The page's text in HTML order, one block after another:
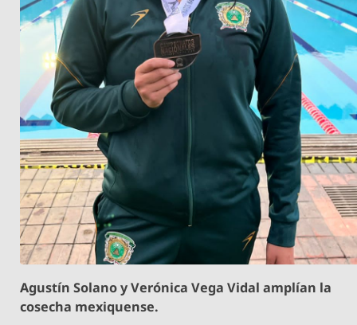
Agustín Solano y Verónica Vega Vidal amplían la
cosecha mexiquense.